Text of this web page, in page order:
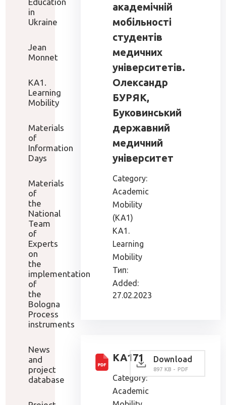
in
Ukraine
Jean
Monnet
KA1.
Learning
Mobility
Materials
of
Information
Days
Materials
of
the
National
Team
of
Experts
on
the
implementation
of
the
Bologna
Process
instruments
News
and
project
database
академічній
мобільності
студентів
медичних
університетів.
Олександр
БУРЯК,
Буковинський
державний
медичний
університет
Category:
Academic
Mobility
(KA1)
KA1.
Learning
Mobility
Тип:
Added:
27.02.2023
КА171
Category:
Academic
Download
897 KB - PDF